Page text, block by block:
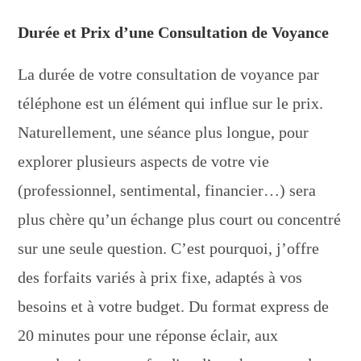
Durée et Prix d’une Consultation de Voyance
La durée de votre consultation de voyance par
téléphone est un élément qui influe sur le prix.
Naturellement, une séance plus longue, pour
explorer plusieurs aspects de votre vie
(professionnel, sentimental, financier…) sera
plus chère qu’un échange plus court ou concentré
sur une seule question. C’est pourquoi, j’offre
des forfaits variés à prix fixe, adaptés à vos
besoins et à votre budget. Du format express de
20 minutes pour une réponse éclair, aux